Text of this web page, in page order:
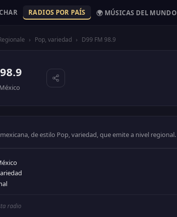
RADIOS POR PAÍS 🌍 MÚSICAS DEL MUNDO
› Pop, variedad › D99 FM 98.9
México
de estilo Pop, variedad, que emite a nivel regional.
radio